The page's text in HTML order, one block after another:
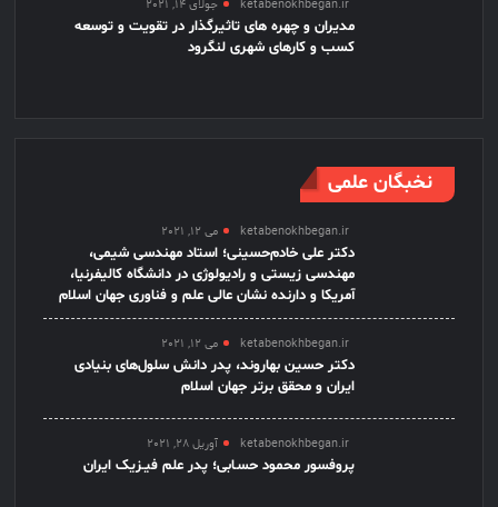
ketabenokhbegan.ir جولای 14, 2021
مدیران و چهره های تاثیرگذار در تقویت و توسعه
کسب و کارهای شهری لنگرود
نخبگان علمی
ketabenokhbegan.ir می 12, 2021
دکتر علی خادم‌حسینی؛ استاد مهندسی شیمی،
مهندسی زیستی و رادیولوژی در دانشگاه کالیفرنیا،
آمریکا و دارنده نشان عالی علم و فناوری جهان اسلام
ketabenokhbegan.ir می 12, 2021
دکتر حسین بهاروند، پدر دانش سلول‌های بنیادی
ایران و محقق برتر جهان اسلام
ketabenokhbegan.ir آوریل 28, 2021
پروفسور محمود حسـابی؛ پدر علم فیـزیک ایران